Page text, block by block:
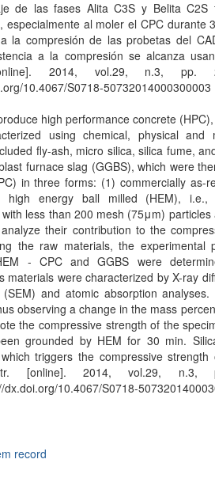
de las fases Alita C3S y Belita C2S
especialmente al moler el CPC durante
la compresión de las probetas del
a la compresión se alcanza
2014, vol.29, n.3, pp.
10.4067/S0718-50732014000300003
high performance concrete
using chemical, physical and
fly-ash, micro silica, silica fume,
furnace slag (GGBS), which were
in three forms: (1) commercially as-
high energy ball milled (HEM), i.e.,
less than 200 mesh (75μm)
their contribution to the
the raw materials, the experimental
- CPC and GGBS were
materials were characterized by X-ray
(SEM) and atomic absorption
observing a change in the mass
the compressive strength of the
grounded by HEM for 30 min.
triggers the compressive
[online]. 2014, vol.29, n.3,
10.4067/S0718-
record